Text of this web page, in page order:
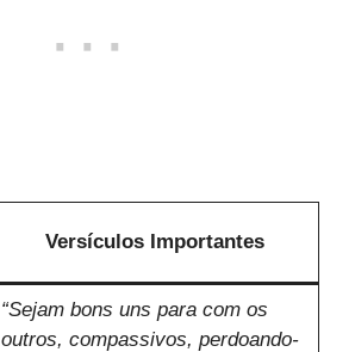
Versículos Importantes
“Sejam bons uns para com os
outros, compassivos, perdoando-